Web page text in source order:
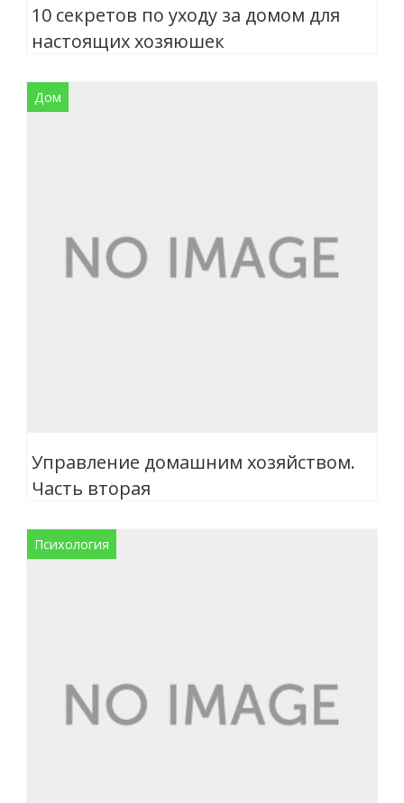
10 секретов по уходу за домом для
настоящих хозяюшек
Дом
Управление домашним хозяйством.
Часть вторая
Психология